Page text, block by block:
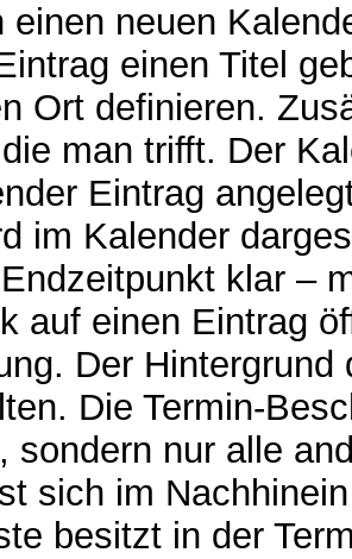
einen neuen
einen Titel
Ort definieren.
man trifft. Der
Eintrag
im Kalender
klar –
auf einen Eintrag
Der
Die Termin-
sondern nur alle
sich im
besitzt in der